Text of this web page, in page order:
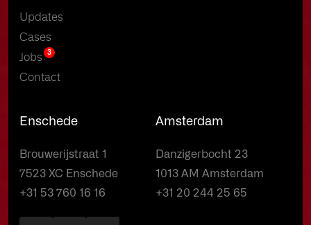
Updates
Cases
Jobs
3
Contact
Enschede
Brouwerijstraat 1
7523 XC Enschede
+31 53 760 16 16
Amsterdam
Danzigerbocht 23
1013 AM Amsterdam
+31 20 244 25 65